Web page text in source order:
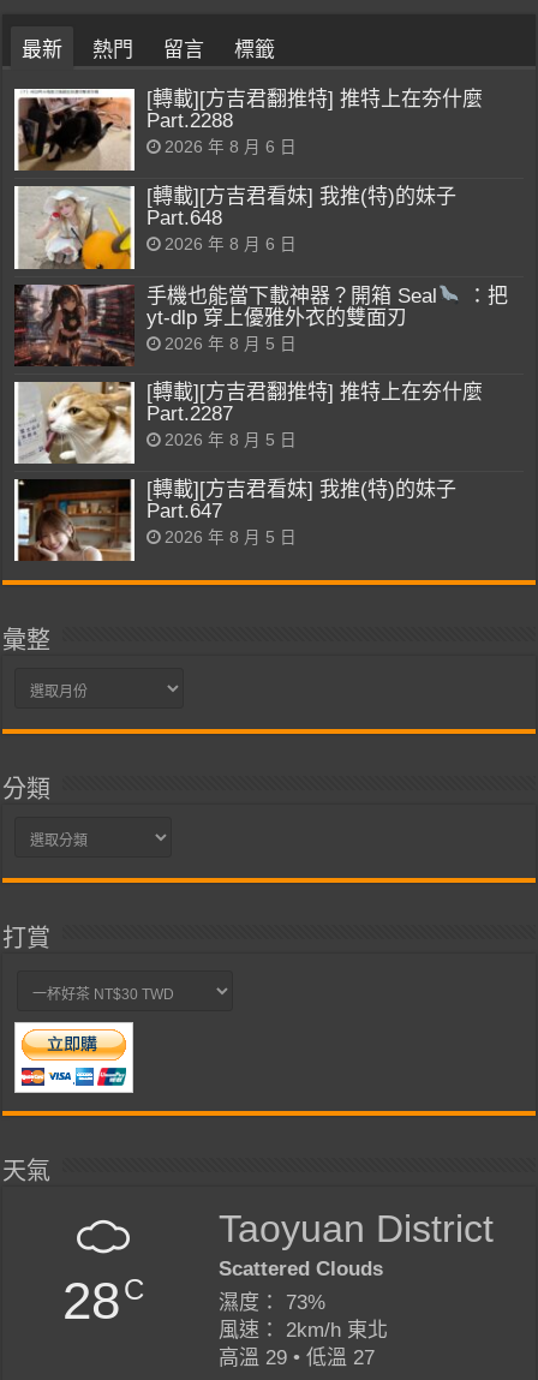
最新 熱門 留言 標籤
[轉載][方吉君翻推特] 推特上在夯什麼
Part.2288
2026 年 8 月 6 日
[轉載][方吉君看妹] 我推(特)的妹子
Part.648
2026 年 8 月 6 日
手機也能當下載神器？開箱 Seal
：把
yt-dlp 穿上優雅外衣的雙面刃
2026 年 8 月 5 日
[轉載][方吉君翻推特] 推特上在夯什麼
Part.2287
2026 年 8 月 5 日
[轉載][方吉君看妹] 我推(特)的妹子
Part.647
2026 年 8 月 5 日
彙整
彙
分類
分
打賞
天氣
28C
Taoyuan District
Scattered Clouds
濕度： 73%
風速： 2km/h 東北
高溫 29 • 低溫 27